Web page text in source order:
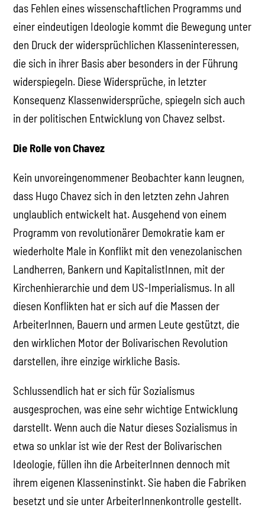
das Fehlen eines wissenschaftlichen Programms und
einer eindeutigen Ideologie kommt die Bewegung unter
den Druck der widersprüchlichen Klasseninteressen,
die sich in ihrer Basis aber besonders in der Führung
widerspiegeln. Diese Widersprüche, in letzter
Konsequenz Klassenwidersprüche, spiegeln sich auch
in der politischen Entwicklung von Chavez selbst.
Die Rolle von Chavez
Kein unvoreingenommener Beobachter kann leugnen,
dass Hugo Chavez sich in den letzten zehn Jahren
unglaublich entwickelt hat. Ausgehend von einem
Programm von revolutionärer Demokratie kam er
wiederholte Male in Konflikt mit den venezolanischen
Landherren, Bankern und KapitalistInnen, mit der
Kirchenhierarchie und dem US-Imperialismus. In all
diesen Konflikten hat er sich auf die Massen der
ArbeiterInnen, Bauern und armen Leute gestützt, die
den wirklichen Motor der Bolivarischen Revolution
darstellen, ihre einzige wirkliche Basis.
Schlussendlich hat er sich für Sozialismus
ausgesprochen, was eine sehr wichtige Entwicklung
darstellt. Wenn auch die Natur dieses Sozialismus in
etwa so unklar ist wie der Rest der Bolivarischen
Ideologie, füllen ihn die ArbeiterInnen dennoch mit
ihrem eigenen Klasseninstinkt. Sie haben die Fabriken
besetzt und sie unter ArbeiterInnenkontrolle gestellt.